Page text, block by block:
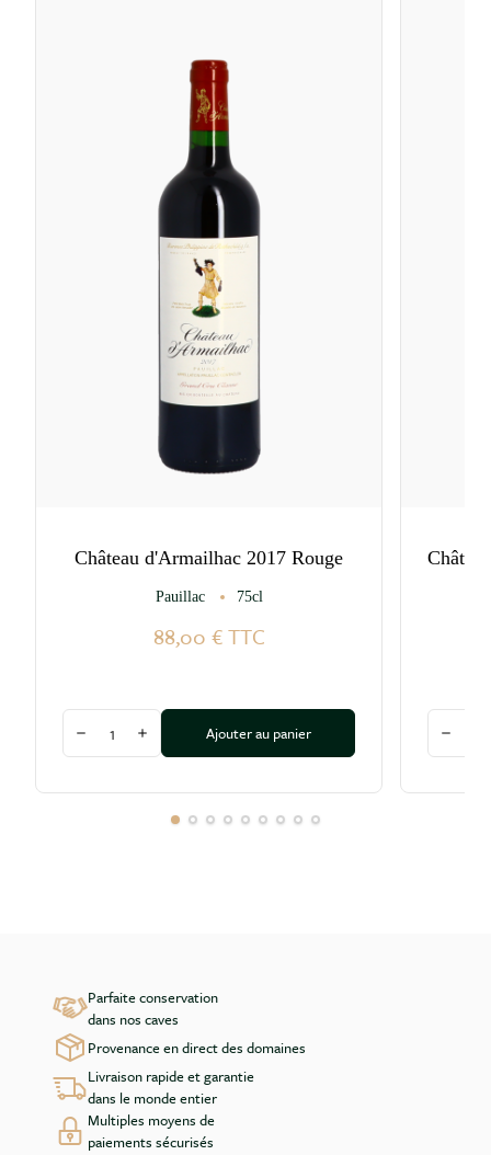
Château d'Armailhac 2017 Rouge
Pauillac 75cl
88,00 €TTC
Diminuer la quantité
Augmenter la quantité
Ajouter au panier
Parfaite conservation
dans nos caves
Provenance en direct des domaines
Livraison rapide et garantie
dans le monde entier
Multiples moyens de
paiements sécurisés